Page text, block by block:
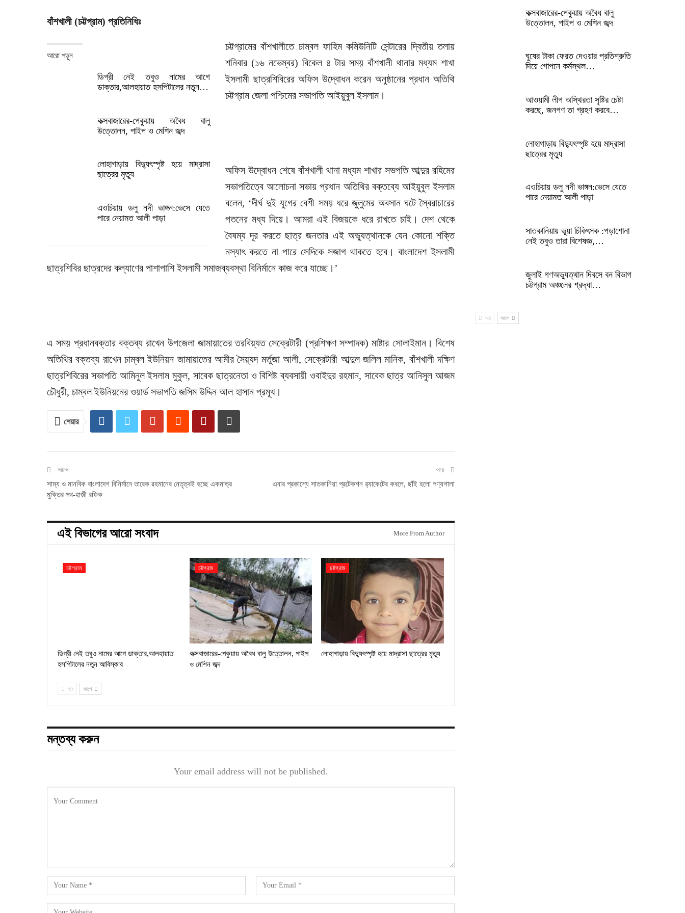
বাঁশখালী (চট্টগ্রাম) প্রতিনিধিঃ
আরো পড়ুন
ডিগ্রী নেই তবুও নামের আগে
ডাক্তার,আলহায়াত হসপিটালের নতুন…
কক্সবাজারের-পেকুয়ায় অবৈধ বালু
উত্তোলন, পাইপ ও মেশিন জব্দ
লোহাগাড়ায় বিদ্যুৎস্পৃষ্ট হয়ে মাদ্রাসা
ছাত্রের মৃত্যু
এওচিয়ায় ডলু নদী ভাঙ্গন:ভেসে যেতে
পারে নেয়ামত আলী পাড়া
চট্টগ্রামের বাঁশখালীতে চাম্বল ফাহিম কমিউনিটি সেন্টারের দ্বিতীয় তলায়
শনিবার (১৬ নভেম্বর) বিকেল ৪ টার সময় বাঁশখালী থানার মধ্যম শাখা
ইসলামী ছাত্রশিবিরের অফিস উদ্বোধন করেন অনুষ্ঠানের প্রধান অতিথি
চট্টগ্রাম জেলা পশ্চিমের সভাপতি আইয়ুবুল ইসলাম।
অফিস উদ্বোধন শেষে বাঁশখালী থানা মধ্যম শাখার সভপতি আব্দুর রহিমের
সভাপতিত্বে আলোচনা সভায় প্রধান অতিথির বক্তব্যে আইয়ুবুল ইসলাম
বলেন, ‘দীর্ঘ দুই যুগের বেশী সময় ধরে জুলুমের অবসান ঘটে স্বৈরাচারের
পতনের মধ্য দিয়ে। আমরা এই বিজয়কে ধরে রাখতে চাই। দেশ থেকে
বৈষম্য দূর করতে ছাত্র জনতার এই অভ্যুত্থানকে যেন কোনো শক্তি
নস্যাৎ করতে না পারে সেদিকে সজাগ থাকতে হবে। বাংলাদেশ ইসলামী
ছাত্রশিবির ছাত্রদের কল্যাণের পাশাপাশি ইসলামী সমাজব্যবস্থা বিনির্মানে কাজ করে যাচ্ছে।’
এ সময় প্রধানবক্তার বক্তব্য রাখেন উপজেলা জামায়াতের তরবিয়্যত সেক্রেটারী (প্রশিক্ষণ সম্পাদক) মাষ্টার সোলাইমান। বিশেষ
অতিথির বক্তব্য রাখেন চাম্বল ইউনিয়ন জামায়াতের আমীর সৈয়্যদ মর্তুজা আলী, সেক্রেটারী আব্দুল জলিল মানিক, বাঁশখালী দক্ষিণ
ছাত্রশিবিরের সভাপতি আমিনুল ইসলাম মুকুল, সাবেক ছাত্রনেতা ও বিশিষ্ট ব্যবসায়ী ওবাইদুর রহমান, সাবেক ছাত্র আনিসুল আজম
চৌধুরী, চাম্বল ইউনিয়নের ওয়ার্ড সভাপতি জসিম উদ্দিন আল হাসান প্রমূখ।
শেয়ার
আগে
সাম্য ও মানবিক বাংলাদেশ বিনির্মানে তারেক রহমানের নেতৃত্বই হচ্ছে একমাত্র
মুক্তির পথ-হাজী রফিক
পরে
এবার প্রকাশ্যে সাতকানিয়া প্রটেকশন র‍্যাকেটের কবলে, ছাঁই হলো পণ্যশালা
এই বিভাগের আরো সংবাদ More From Author
চট্টগ্রাম
ডিগ্রী নেই তবুও নামের আগে ডাক্তার,আলহায়াত
হসপিটালের নতুন আবিস্কার
চট্টগ্রাম
কক্সবাজারের-পেকুয়ায় অবৈধ বালু উত্তোলন, পাইপ
ও মেশিন জব্দ
চট্টগ্রাম
লোহাগাড়ায় বিদ্যুৎস্পৃষ্ট হয়ে মাদ্রাসা ছাত্রের মৃত্যু
পরে আগে
মন্তব্য করুন
Your email address will not be published.
কক্সবাজারের-পেকুয়ায় অবৈধ বালু
উত্তোলন, পাইপ ও মেশিন জব্দ
ঘুষের টাকা ফেরত দেওয়ার প্রতিশ্রুতি
দিয়ে গোপনে কর্মস্থল…
আওয়ামী লীগ অস্থিরতা সৃষ্টির চেষ্টা
করছে, জনগণ তা গ্রহণ করবে…
লোহাগাড়ায় বিদ্যুৎস্পৃষ্ট হয়ে মাদ্রাসা
ছাত্রের মৃত্যু
এওচিয়ায় ডলু নদী ভাঙ্গন:ভেসে যেতে
পারে নেয়ামত আলী পাড়া
সাতকানিয়ায় ভূয়া চিকিৎসক :পড়াশোনা
নেই তবুও তারা বিশেষজ্ঞ,…
জুলাই গণঅভ্যুত্থান দিবসে বন বিভাগ
চট্টগ্রাম অঞ্চলের শ্রদ্ধা…
পরে আগে